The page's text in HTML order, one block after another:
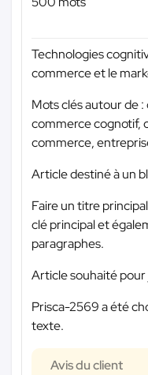
Technologies
commerce et le
Mots clés autour de
commerce cognotif,
commerce,
Article destiné à un
Faire un titre
clé principal et
paragraphes.
Article souhaité
Prisca-2569 a été
texte.
Avis du client